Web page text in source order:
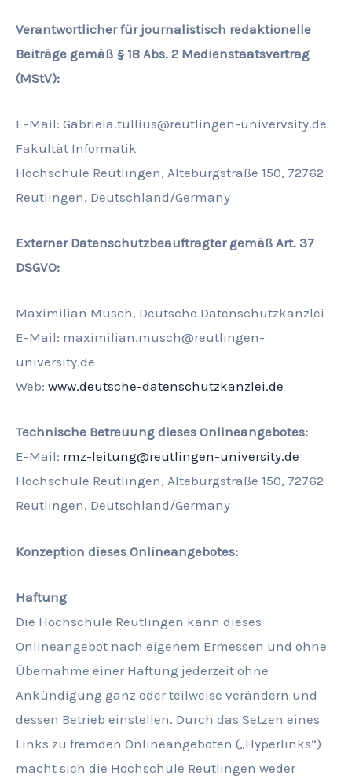
Verantwortlicher für journalistisch redaktionelle
Beiträge gemäß § 18 Abs. 2 Medienstaatsvertrag
(MStV):
E-Mail: Gabriela.tullius@reutlingen-univervsity.de
Fakultät Informatik
Hochschule Reutlingen, Alteburgstraße 150, 72762
Reutlingen, Deutschland/Germany
Externer Datenschutzbeauftragter gemäß Art. 37
DSGVO:
Maximilian Musch, Deutsche Datenschutzkanzlei
E-Mail: maximilian.musch@reutlingen-
university.de
Web: www.deutsche-datenschutzkanzlei.de
Technische Betreuung dieses Onlineangebotes:
E-Mail: rmz-leitung@reutlingen-university.de
Hochschule Reutlingen, Alteburgstraße 150, 72762
Reutlingen, Deutschland/Germany
Konzeption dieses Onlineangebotes:
Haftung
Die Hochschule Reutlingen kann dieses
Onlineangebot nach eigenem Ermessen und ohne
Übernahme einer Haftung jederzeit ohne
Ankündigung ganz oder teilweise verändern und
dessen Betrieb einstellen. Durch das Setzen eines
Links zu fremden Onlineangeboten („Hyperlinks“)
macht sich die Hochschule Reutlingen weder